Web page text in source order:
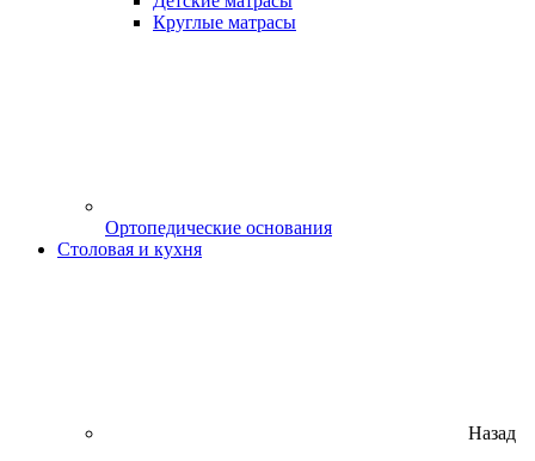
Круглые матрасы
Ортопедические основания
Столовая и кухня
Назад